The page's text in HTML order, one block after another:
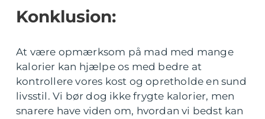
Konklusion:
At være opmærksom på mad med mange
kalorier kan hjælpe os med bedre at
kontrollere vores kost og opretholde en sund
livsstil. Vi bør dog ikke frygte kalorier, men
snarere have viden om, hvordan vi bedst kan